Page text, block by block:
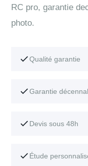
RC pro, garantie
photo.
Qualité garantie
Garantie
Devis sous 48h
Étude